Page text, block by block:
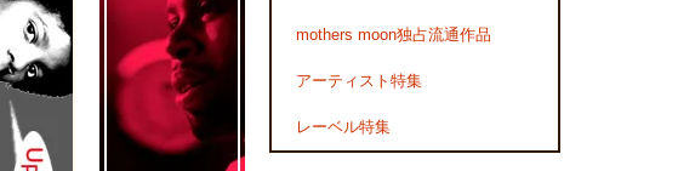
mothers moon独占流通作品
アーティスト特集
レーベル特集